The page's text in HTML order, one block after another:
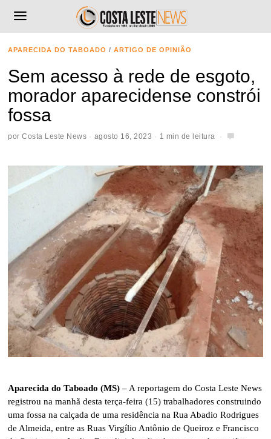
APARECIDA DO TABOADO / ARTIGO DE OPINIÃO
Sem acesso à rede de esgoto,
morador aparecidense constrói
fossa
porCosta Leste News agosto 16, 2023 1 min de leitura
Aparecida do Taboado (MS) – A reportagem do Costa Leste News
registrou na manhã desta terça-feira (15) trabalhadores construindo
uma fossa na calçada de uma residência na Rua Abadio Rodrigues
de Almeida, entre as Ruas Virgílio Antônio de Queiroz e Francisco